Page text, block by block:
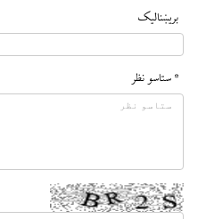
بريښناليک
* ستاسو نظر